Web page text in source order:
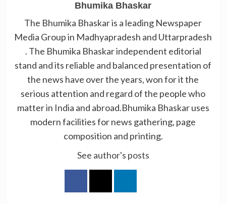
Bhumika Bhaskar
The Bhumika Bhaskar is a leading Newspaper
Media Group in Madhyapradesh and Uttarpradesh
. The Bhumika Bhaskar independent editorial
stand and its reliable and balanced presentation of
the news have over the years, won for it the
serious attention and regard of the people who
matter in India and abroad.Bhumika Bhaskar uses
modern facilities for news gathering, page
composition and printing.
See author's posts